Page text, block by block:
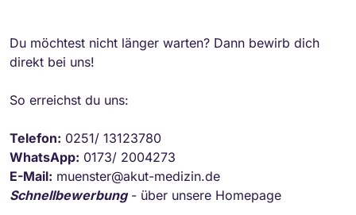
Du möchtest nicht länger warten? Dann bewirb dich
direkt bei uns!
So erreichst du uns:
Telefon: 0251/ 13123780
WhatsApp: 0173/ 2004273
E-Mail: muenster@akut-medizin.de
Schnellbewerbung- über unsere Homepage